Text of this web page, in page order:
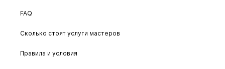
FAQ
Сколько стоят услуги мастеров
Правила и условия